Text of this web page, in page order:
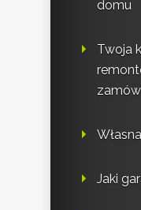
domu
Twoja
Jaki